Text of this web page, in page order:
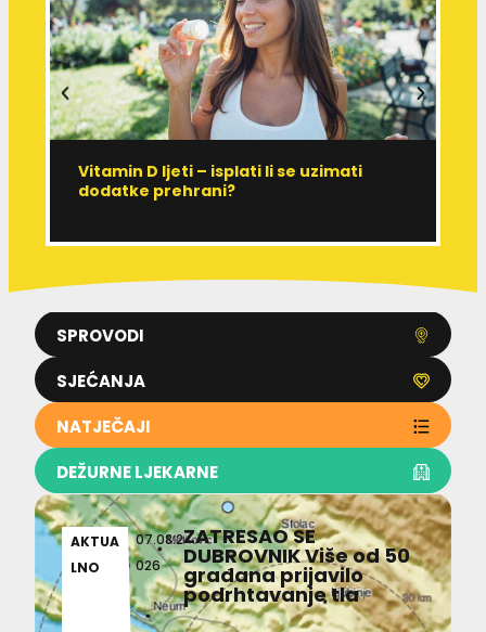
SPROVODI
SJEĆANJA
NATJEČAJI
DEŽURNE LJEKARNE
Vitamin D ljeti – isplati li se uzimati
dodatke prehrani?
AKTUA
LNO
07.08.2
026
ZATRESAO SE
DUBROVNIK Više od 50
građana prijavilo
podrhtavanje tla